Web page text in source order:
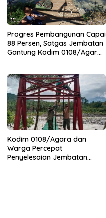
Progres Pembangunan Capai
88 Persen, Satgas Jembatan
Gantung Kodim 0108/Agara
Kodim 0108/Agara dan
Warga Percepat
Penyelesaian Jembatan